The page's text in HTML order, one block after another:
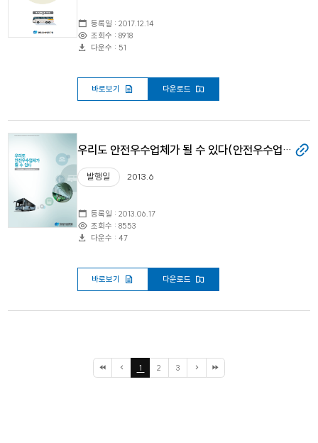
등록일 : 2017.12.14
조회수 : 8918
다운수 : 51
바로보기 다운로드
우리도 안전우수업체가 될 수 있다(안전우수업체 및 사고다발업체 비교분석 연구)
발행일 2013.6
등록일 : 2013.06.17
조회수 : 8553
다운수 : 47
바로보기 다운로드
1 2 3